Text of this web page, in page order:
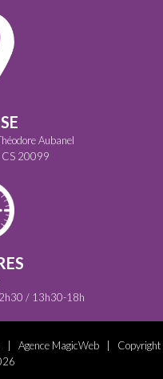
Aubanel
20099
/ 13h30-18h
Agence MagicWeb| Copyright